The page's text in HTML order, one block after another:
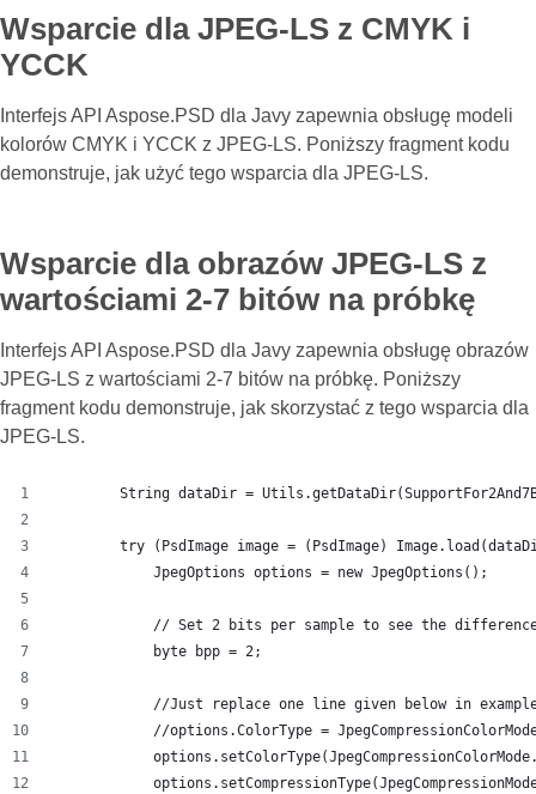
Wsparcie dla JPEG-LS z CMYK i
YCCK
Interfejs API Aspose.PSD dla Javy zapewnia obsługę modeli
kolorów CMYK i YCCK z JPEG-LS. Poniższy fragment kodu
demonstruje, jak użyć tego wsparcia dla JPEG-LS.
Wsparcie dla obrazów JPEG-LS z
wartościami 2-7 bitów na próbkę
Interfejs API Aspose.PSD dla Javy zapewnia obsługę obrazów
JPEG-LS z wartościami 2-7 bitów na próbkę. Poniższy
fragment kodu demonstruje, jak skorzystać z tego wsparcia dla
JPEG-LS.
String dataDir =
try (PsdImage image = (PsdImage)
            JpegOptions options = new JpegOptions();
// Set 2 bits per sample to see the
            byte bpp = 2;
//Just replace one line given below in
//options.ColorType =